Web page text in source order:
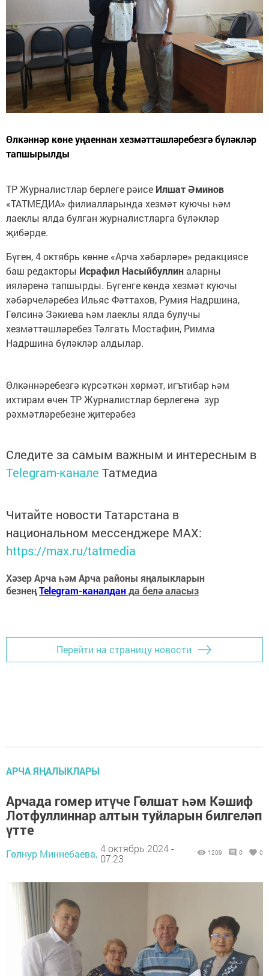
Өлкәннәр көне уңаеннан хезмәттәшләребезгә бүләкләр
тапшырылды
ТР Журналистлар берлеге рәисе Илшат Әминов
«ТАТМЕДИА» филиалларында хезмәт куючы һәм
лаеклы ялда булган журналистларга бүләкләр
җибәрде.
Бүген, 4 октябрь көнне «Арча хәбәрләре» редакциясе
баш редакторы Исрафил Насыйбуллиналарны
ияләренә тапшырды. Бүгенге көндә хезмәт куючы
хәбәрчеләребез Ильяс Фәттахов, Румия Надршина,
Гөлсинә Зәкиева һәм лаеклы ялда булучы
хезмәттәшләребез Тәлгать Мостафин, Римма
Надршина бүләкләр алдылар.
Өлкәннәребезгә күрсәткән хөрмәт, игътибар һәм
ихтирам өчен ТР Журналистлар берлегенә зур
рәхмәтләребезне җитерәбез
Следите за самым важным и интересным в
Telegram-канале Татмедиа
Читайте новости Татарстана в
национальном мессенджере MАХ:
https://max.ru/tatmedia
Хәзер Арча һәм Арча районы яңалыкларын
безнеңTelegram-каналданда белә аласыз
Перейти на страницу новости
АРЧА ЯҢАЛЫКЛАРЫ
Арчада гомер итүче Гөлшат һәм Кәшиф
Лотфуллиннар алтын туйларын билгеләп
үтте
Гөлнур Миннебаева, 4 октябрь 2024 -
07:23
1209 0 0